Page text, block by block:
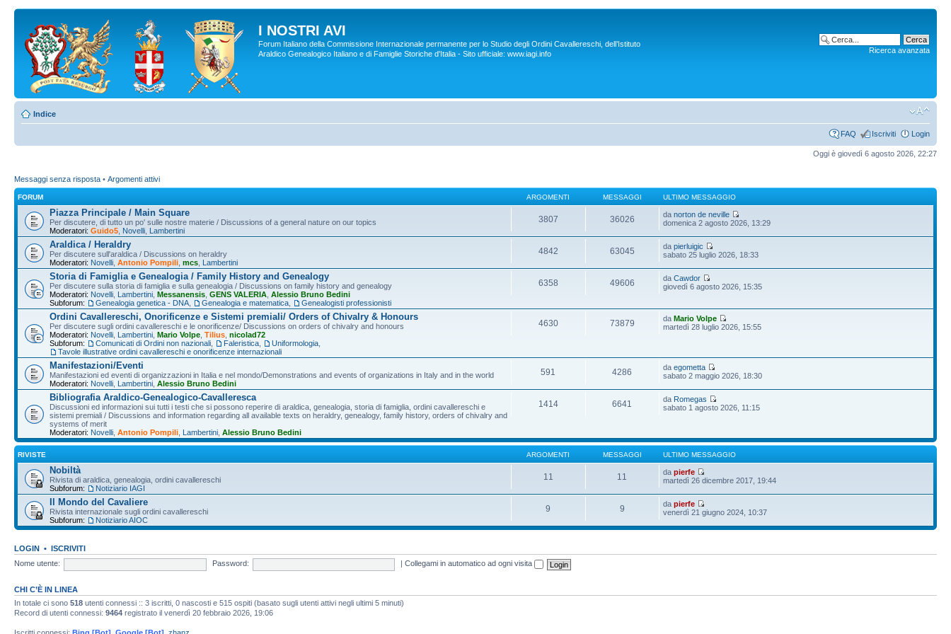
I NOSTRI AVI
Forum Italiano della Commissione Internazionale permanente per lo Studio degli Ordini Cavallereschi, dell’Istituto
Araldico Genealogico Italiano e di Famiglie Storiche d'Italia - Sito ufficiale: www.iagi.info
Ricerca avanzata
Indice
FAQ Iscriviti Login
Oggi è giovedì 6 agosto 2026, 22:27
Messaggi senza risposta • Argomenti attivi
FORUM ARGOMENTI MESSAGGI ULTIMO MESSAGGIO
Piazza Principale / Main Square
Per discutere, di tutto un po' sulle nostre materie / Discussions of a general nature on our topics
Moderatori: Guido5 Novelli Lambertini
3807 36026 danorton de neville
domenica 2 agosto 2026, 13:29
Araldica / Heraldry
Per discutere sull'araldica / Discussions on heraldry
Moderatori: Novelli Antonio Pompili mcs Lambertini
4842 63045 dapierluigic
sabato 25 luglio 2026, 18:33
Storia di Famiglia e Genealogia / Family History and Genealogy
Per discutere sulla storia di famiglia e sulla genealogia / Discussions on family history and genealogy
Moderatori: Novelli Lambertini Messanensis GENS VALERIA Alessio Bruno Bedini
Subforum:
Genealogia genetica - DNA Genealogia e matematica Genealogisti professionisti
6358 49606 daCawdor
giovedì 6 agosto 2026, 15:35
Ordini Cavallereschi, Onorificenze e Sistemi premiali/ Orders of Chivalry & Honours
Per discutere sugli ordini cavallereschi e le onorificenze/ Discussions on orders of chivalry and honours
Moderatori: Novelli Lambertini Mario Volpe Tilius nicolad72
Subforum:
Comunicati di Ordini non nazionali Faleristica Uniformologia
Tavole illustrative ordini cavallereschi e onorificenze internazionali
4630 73879 daMario Volpe
martedì 28 luglio 2026, 15:55
Manifestazioni/Eventi
Manifestazioni ed eventi di organizzazioni in Italia e nel mondo/Demonstrations and events of organizations in Italy and in the world
Moderatori: Novelli Lambertini Alessio Bruno Bedini
591 4286 daegometta
sabato 2 maggio 2026, 18:30
Bibliografia Araldico-Genealogico-Cavalleresca
Discussioni ed informazioni sui tutti i testi che si possono reperire di araldica, genealogia, storia di famiglia, ordini cavallereschi e
sistemi premiali / Discussions and information regarding all available texts on heraldry, genealogy, family history, orders of chivalry and
systems of merit
Moderatori: Novelli Antonio Pompili Lambertini Alessio Bruno Bedini
1414 6641 da Romegas
sabato 1 agosto 2026, 11:15
RIVISTE ARGOMENTI MESSAGGI ULTIMO MESSAGGIO
Nobiltà
Rivista di araldica, genealogia, ordini cavallereschi
Subforum:
Notiziario IAGI
11 11 dapierfe
martedì 26 dicembre 2017, 19:44
Il Mondo del Cavaliere
Rivista internazionale sugli ordini cavallereschi
Subforum:
Notiziario AIOC
9 9 dapierfe
venerdì 21 giugno 2024, 10:37
LOGIN • ISCRIVITI
Nome utente:
Password: |Collegami in automatico ad ogni visita
CHI C’È IN LINEA
In totale ci sono 518 utenti connessi :: 3 iscritti, 0 nascosti e 515 ospiti (basato sugli utenti attivi negli ultimi 5 minuti)
Record di utenti connessi: 9464 registrato il venerdì 20 febbraio 2026, 19:06
Iscritti connessi: Bing [Bot] Google [Bot] zhanz